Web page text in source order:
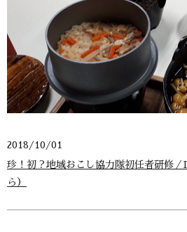
2018/10/01
珍！初？地域おこし協力隊初任者研修
ら）